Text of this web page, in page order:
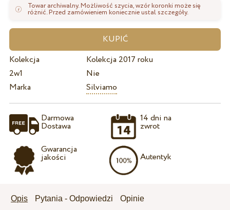
Towar archiwalny. Możliwość szycia, wzór koronki może się
różnić. Przed zamówieniem koniecznie ustal szczegóły.
Kolekcja
Kolekcja 2017 roku
2w1
Nie
Marka
Silviamo
Darmowa
Dostawa
Gwarancja
jakości
14 dni na
zwrot
Autentyk
Opis Pytania - Odpowiedzi Opinie